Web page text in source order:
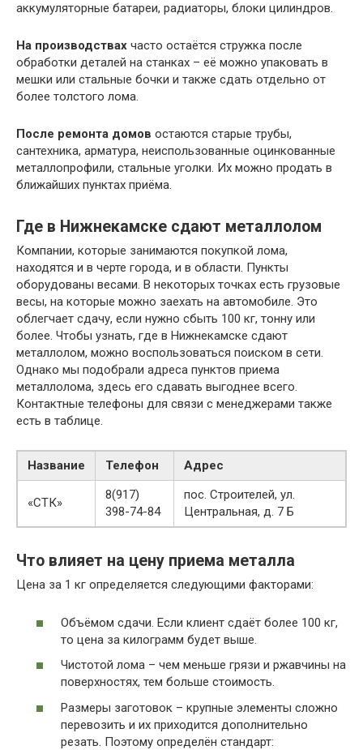
аккумуляторные батареи, радиаторы, блоки цилиндров.
На производствах часто остаётся стружка после
обработки деталей на станках – её можно упаковать в
мешки или стальные бочки и также сдать отдельно от
более толстого лома.
После ремонта домов остаются старые трубы,
сантехника, арматура, неиспользованные оцинкованные
металлопрофили, стальные уголки. Их можно продать в
ближайших пунктах приёма.
Где в Нижнекамске сдают металлолом
Компании, которые занимаются покупкой лома,
находятся и в черте города, и в области. Пункты
оборудованы весами. В некоторых точках есть грузовые
весы, на которые можно заехать на автомобиле. Это
облегчает сдачу, если нужно сбыть 100 кг, тонну или
более. Чтобы узнать, где в Нижнекамске сдают
металлолом, можно воспользоваться поиском в сети.
Однако мы подобрали адреса пунктов приема
металлолома, здесь его сдавать выгоднее всего.
Контактные телефоны для связи с менеджерами также
есть в таблице.
Название Телефон Адрес
«СТК»
8(917)
398-74-84
пос. Строителей, ул.
Центральная, д. 7 Б
Что влияет на цену приема металла
Цена за 1 кг определяется следующими факторами:
Объёмом сдачи. Если клиент сдаёт более 100 кг,
то цена за килограмм будет выше.
Чистотой лома – чем меньше грязи и ржавчины на
поверхностях, тем больше стоимость.
Размеры заготовок – крупные элементы сложно
перевозить и их приходится дополнительно
резать. Поэтому определён стандарт: